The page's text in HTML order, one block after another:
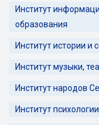
Институт
образования
Институт истории и
Институт музыки,
Институт народов
Институт психологии